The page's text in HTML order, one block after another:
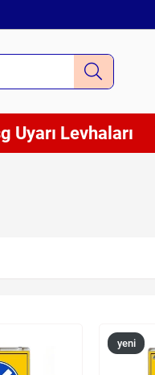
Uyarı Levhaları
yeni